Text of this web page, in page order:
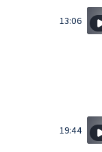
13:06
19:44